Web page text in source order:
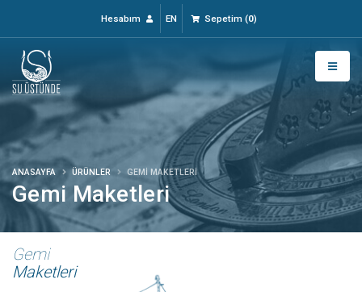
Hesabım EN Sepetim (0)
Gemi Maketleri
ANASAYFA ÜRÜNLER GEMI MAKETLERI
Gemi
Maketleri